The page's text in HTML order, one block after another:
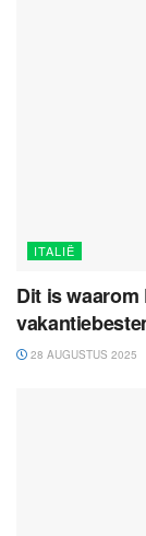
ITALIË
Dit is
28 AUGUSTUS 2025